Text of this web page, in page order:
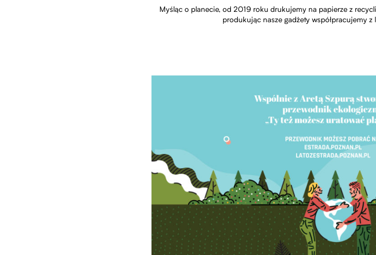
Myśląc o planecie, od 2019 roku drukujemy na papierze z
produkując nasze gadżety współpracujemy